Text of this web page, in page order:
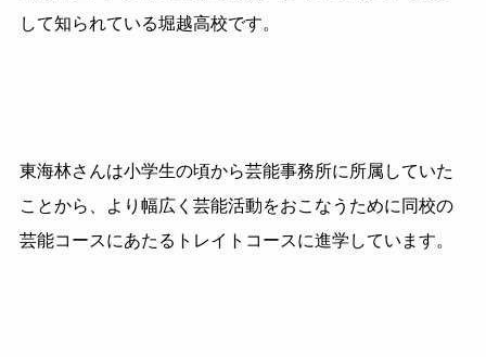
して知られている堀越高校です。
東海林さんは小学生の頃から芸能事務所に所属していた
ことから、より幅広く芸能活動をおこなうために同校の
芸能コースにあたるトレイトコースに進学しています。